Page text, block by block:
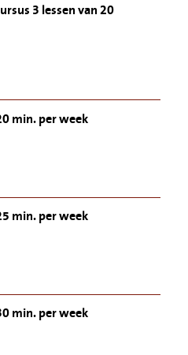
3 lessen van 20
min. per week
min. per week
min. per week